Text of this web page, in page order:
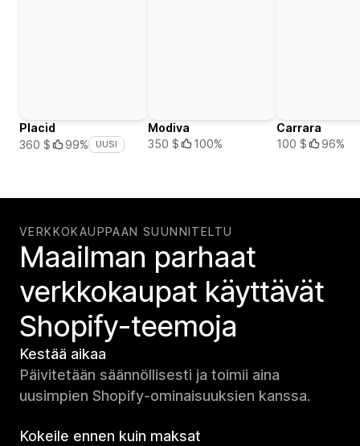
Placid
360 $
99% UUSI
Modiva
350 $
100%
Carrara
100 $
96%
VERKKOKAUPPAAN SUUNNITELTU
Maailman parhaat
verkko­kaupat käyttävät
Shopify-teemoja
Kestää aikaa
Päivitetään säännöllisesti ja toimii aina
uusimpien Shopify-ominaisuuksien kanssa.
Kokeile ennen kuin maksat